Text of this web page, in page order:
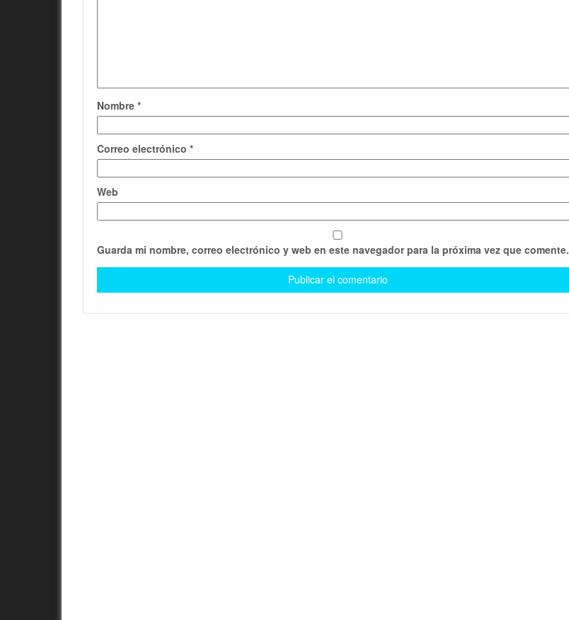
Nombre *
Correo electrónico *
Web
Guarda mi nombre, correo electrónico y web en este navegador para la próxima vez que comente.